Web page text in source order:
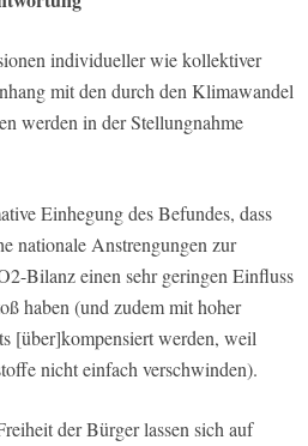
individueller wie kollektiver
mit den durch den Klimawandel
werden in der Stellungnahme
Einhegung des Befundes, dass
nationale Anstrengungen zur
Bilanz einen sehr geringen Einfluss
haben (und zudem mit hoher
[über]kompensiert werden, weil
nicht einfach verschwinden).
der Bürger lassen sich auf